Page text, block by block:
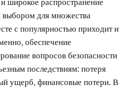
выбором для множества
с популярностью приходит и
обеспечение
вопросов безопасности
последствиям: потеря
ущерб, финансовые потери. В